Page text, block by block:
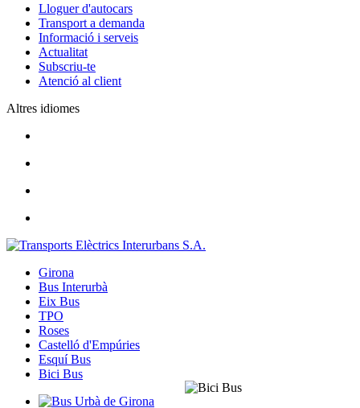
Lloguer d'autocars
Transport a demanda
Informació i serveis
Actualitat
Subscriu-te
Atenció al client
Altres idiomes
Girona
Bus Interurbà
Eix Bus
TPO
Roses
Castelló d'Empúries
Esquí Bus
Bici Bus